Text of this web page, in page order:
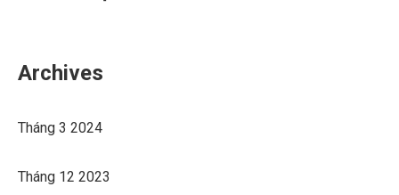
Archives
Tháng 3 2024
Tháng 12 2023